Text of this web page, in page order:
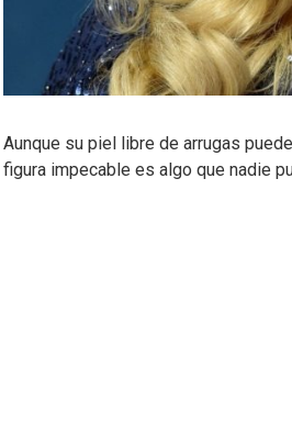
Aunque su piel libre de arrugas
figura impecable es algo que nadie